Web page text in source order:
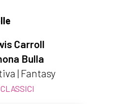
Carroll
Bulla
| Fantasy
CLASSICI